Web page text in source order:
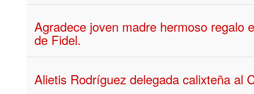
Agradece joven madre hermoso regalo
de Fidel.
Alietis Rodríguez delegada calixteña al